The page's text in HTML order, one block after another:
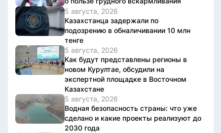
5 августа, 2026
Казахстанца задержали по
подозрению в обналичивании 10 млн
тенге
5 августа, 2026
Как будут представлены регионы в
новом Курултае, обсудили на
экспертной площадке в Восточном
Казахстане
5 августа, 2026
Водная безопасность страны: что уже
сделано и какие проекты реализуют до
2030 года